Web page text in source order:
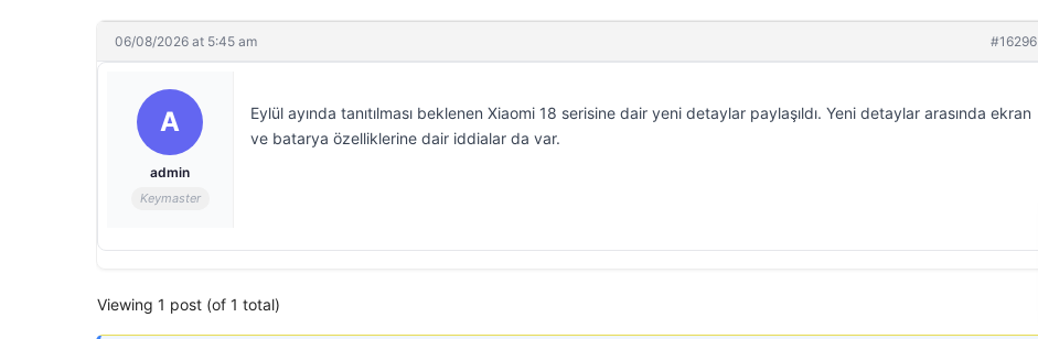
06/08/2026 at 5:45 am #16296
A
admin
Keymaster
Eylül ayında tanıtılması beklenen Xiaomi 18 serisine dair yeni detaylar paylaşıldı. Yeni detaylar arasında ekran
ve batarya özelliklerine dair iddialar da var.
Viewing 1 post (of 1 total)